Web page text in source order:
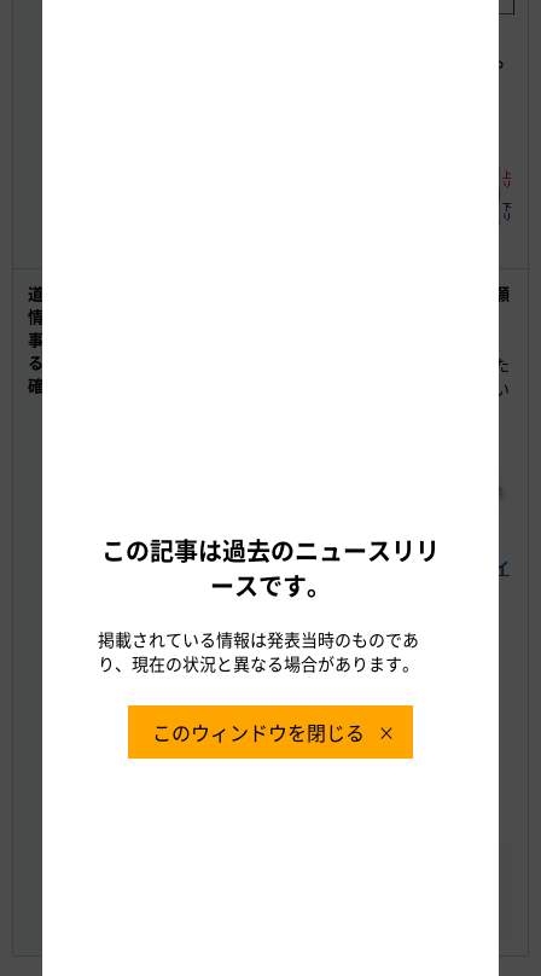
■6車線を確保した昼夜連続・車線シフト規制【STEP
道路交通
情報や工
事に関す
る情報の
確認方法
【工事の概要や進捗、高速道路の安全なご利用のお願
※検索サイトで「東名工事」を入力して検索していた
だくことで、工事の概要、渋滞情報・予測をご確認い
【NEXCO中日本の工事規制の予定】
○ 大規模工事規制情報＜大規模工事規制ポータルサイ
【リアルタイムの道路交通情報】
○ 日本道路交通情報センター
TEL：050-3369-6666（携帯短縮ダイヤル
「#8011」）
この記事は過去のニュースリリ
ースです。
掲載されている情報は発表当時のものであ
り、現在の状況と異なる場合があります。
このウィンドウを閉じる